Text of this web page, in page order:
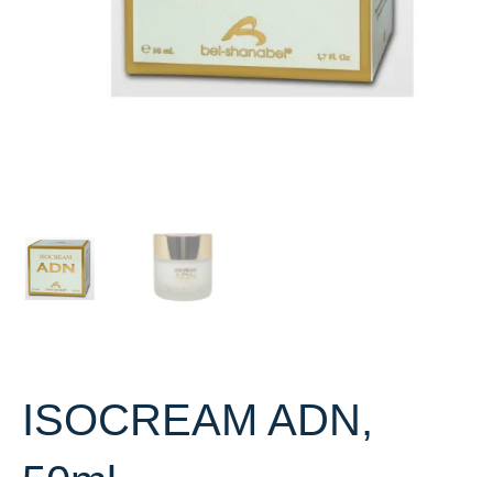
ISOCREAM ADN,